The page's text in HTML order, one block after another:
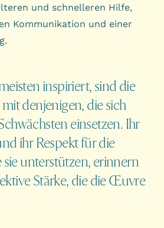
und schnelleren Hilfe,
Kommunikation und einer
inspiriert, sind die
mitdenjenigen, diesich
einsetzen. Ihr
ihrRespektfürdie
sieunterstützen, erinnern
Stärke, diedieŒuvre